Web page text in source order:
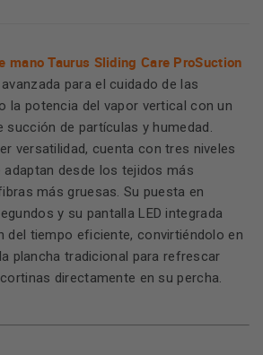
mano Taurus Sliding Care ProSuction
para el cuidado de las
la potencia del vapor vertical con un
succión de partículas y humedad.
versatilidad, cuenta con tres niveles
adaptan desde los tejidos más
más gruesas. Su puesta en
y su pantalla LED integrada
del tiempo eficiente, convirtiéndolo en
plancha tradicional para refrescar
directamente en su percha.